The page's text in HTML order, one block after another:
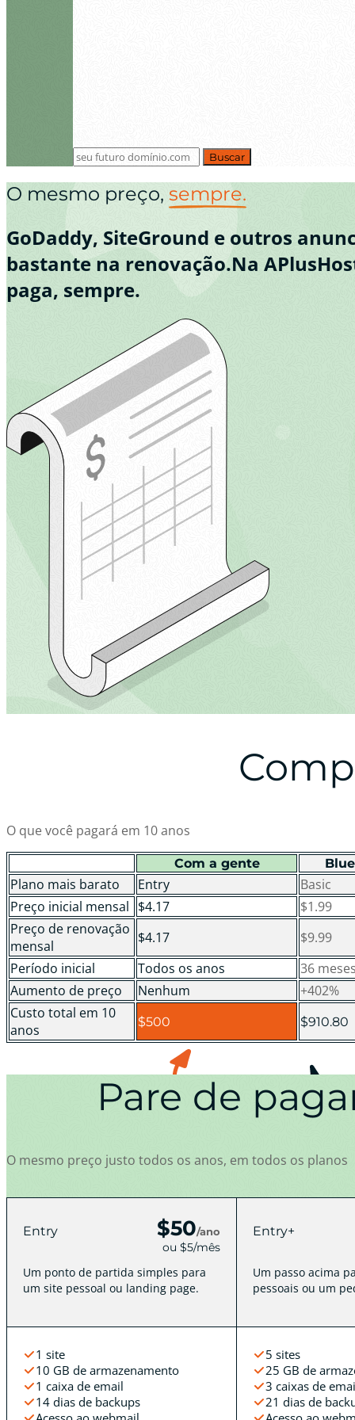
Buscar
O mesmo preço, sempre.
GoDaddy, SiteGround e outros
bastante na renovação.Na
paga, sempre.
O que você pagará em 10 anos
Com a gente
Plano mais barato Entry
Basic
Preço inicial mensal $4.17
$1.99
Preço de renovação
mensal
$4.17
$9.99
Período inicial
Todos os anos
36
Aumento de preço
Nenhum
+402%
Custo total em 10
anos
$500 $910.80
Pare de
O mesmo preço justo todos os anos, em todos os planos
Entry $50/ano
ou $5/mês
Um ponto de partida simples para
um site pessoal ou landing page.
1 site
10 GB de armazenamento
1 caixa de email
14 dias de backups
Entry+
Um passo acima
pessoais ou um
5 sites
25 GB de
3 caixas de
21 dias de